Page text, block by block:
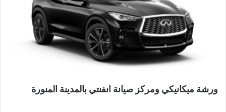
ورشة ميكانيكي ومركز صيانة انفنتي بالمدينة المنورة